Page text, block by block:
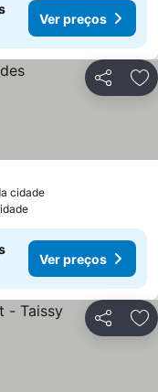
Ver preços
Partilhar
cidade
Ver preços
Partilhar